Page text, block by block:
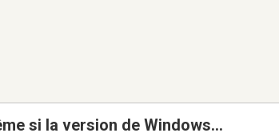
si la version de Windows